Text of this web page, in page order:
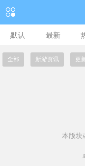
默认 最新
全部 新游资讯 更
本版块